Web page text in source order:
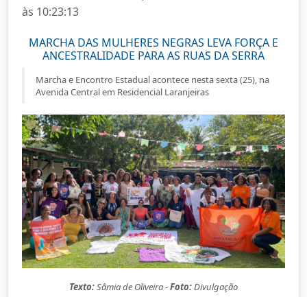
às 10:23:13
MARCHA DAS MULHERES NEGRAS LEVA FORÇA E
ANCESTRALIDADE PARA AS RUAS DA SERRA
Marcha e Encontro Estadual acontece nesta sexta (25), na
Avenida Central em Residencial Laranjeiras
Texto:Sâmia de Oliveira -Foto:Divulgação